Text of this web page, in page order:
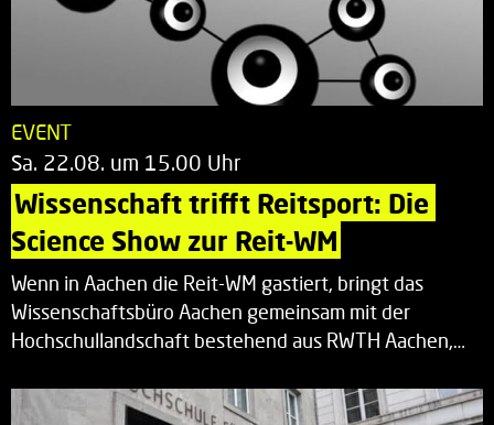
EVENT
Sa. 22.08. um 15.00 Uhr
Wissenschaft trifft Reitsport: Die
Science Show zur Reit-WM
Wenn in Aachen die Reit-WM gastiert, bringt das
Wissenschaftsbüro Aachen gemeinsam mit der
Hochschullandschaft bestehend aus RWTH Aachen,…